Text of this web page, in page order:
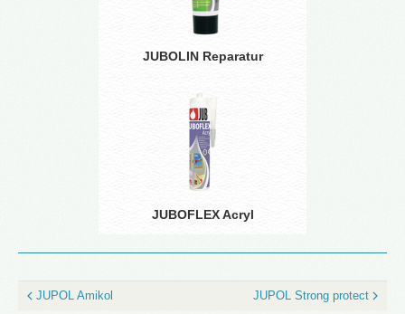
JUBOLIN Reparatur
JUBOFLEX Acryl
JUPOL Amikol JUPOL Strong protect